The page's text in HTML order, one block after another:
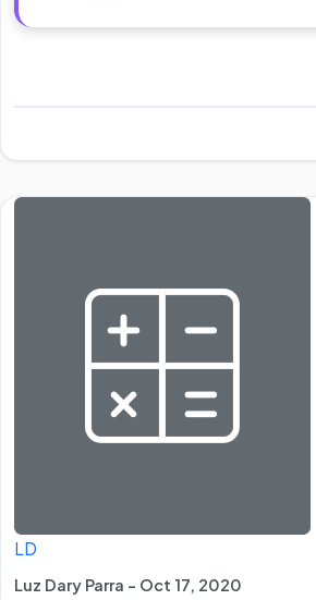
LD
Luz Dary Parra - Oct 17, 2020